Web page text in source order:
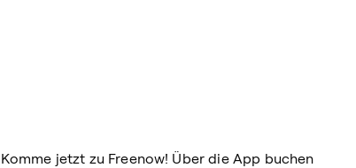
Komme jetzt zu Freenow! Über die App buchen